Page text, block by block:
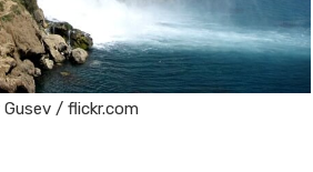
/ flickr.com